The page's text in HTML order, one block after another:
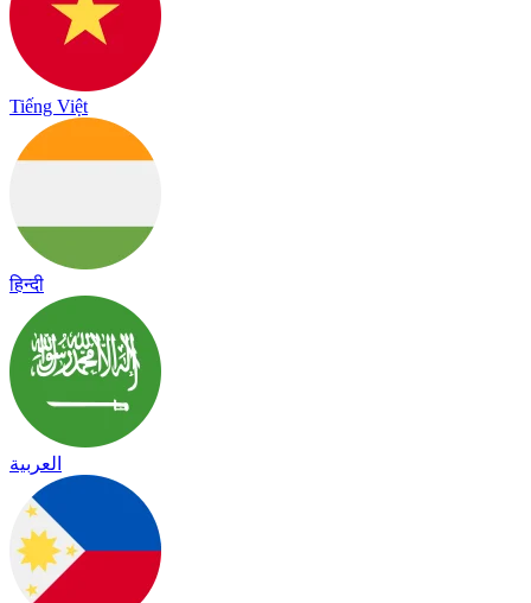
Tiếng Việt
हिन्दी
العربية